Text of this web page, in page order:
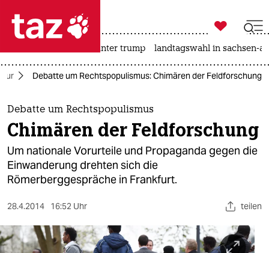
 taz zahl ich
taz zahl ich
themen
politik
öko
gesellschaft
sport

taz zahl ich
usa unter trump landtagswahl in sachsen-
Debatte um Rechtspopulismus: Chimären der Feldforschung
Debatte um Rechtspopulismus
Chimären der Feldforschung
Um nationale Vorurteile und Propaganda gegen die
Einwanderung drehten sich die
Römerberggespräche in Frankfurt.
28.4.2014 16:52 Uhr teilen